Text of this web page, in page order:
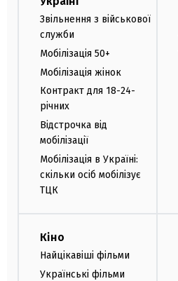
Звільнення з військової
служби
Мобілізація 50+
Мобілізація жінок
Контракт для 18-24-
річних
Відстрочка від
мобілізації
Мобілізація в Україні:
скільки осіб мобілізує
ТЦК
Кіно
Найцікавіші фільми
Українські фільми